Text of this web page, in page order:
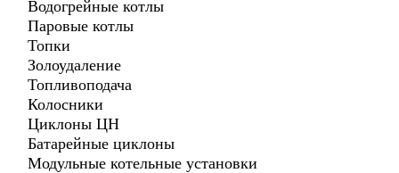
Водогрейные котлы
Паровые котлы
Топки
Золоудаление
Топливоподача
Колосники
Циклоны ЦН
Батарейные циклоны
Модульные котельные установки